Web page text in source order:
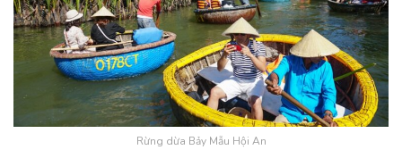
Rừng dừa Bảy Mẫu Hội An